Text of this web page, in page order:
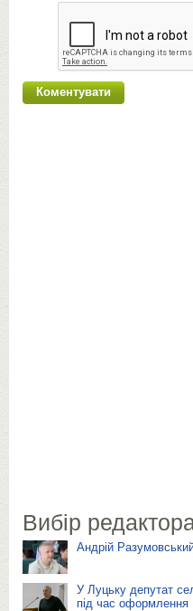
Вибір редактора
Андрій
У Луцьку депутат
під час